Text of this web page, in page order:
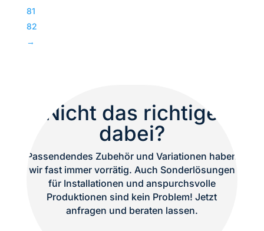
81
82
→
Nicht das richtige
dabei?
Passendendes Zubehör und Variationen haben
wir fast immer vorrätig. Auch Sonderlösungen
für Installationen und anspurchsvolle
Produktionen sind kein Problem! Jetzt
anfragen und beraten lassen.